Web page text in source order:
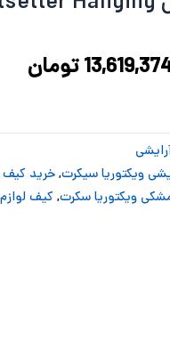
تومان
ویکتوریا سیکرت,خرید کیف
, کیف